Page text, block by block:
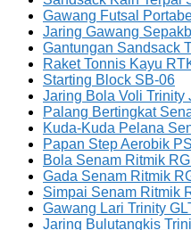
Gawang Futsal
Jaring Gawang
Gantungan Sandsack
Raket Tonnis Kayu
Starting Block SB-06
Jaring Bola Voli Trinity
Palang Bertingkat
Kuda-Kuda Pelana
Papan Step Aerobik
Bola Senam Ritmik
Gada Senam Ritmik
Simpai Senam Ritmik
Gawang Lari Trinity
Jaring Bulutangkis